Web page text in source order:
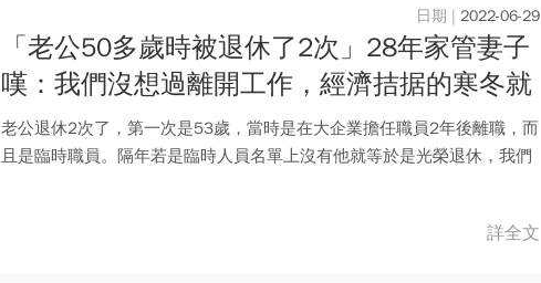
2022-06-29
「老公50多歲時被退休了2次」28年家管妻子
嘆：我們沒想過離開工作，經濟拮据的寒冬就
會來臨
老公退休2次了，第一次是53歲，當時是在大企業擔任職員2年後離職，而
且是臨時職員。隔年若是臨時人員名單上沒有他就等於是光榮退休，我們
詳全文